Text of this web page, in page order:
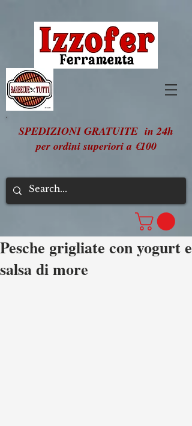
SPEDIZIONI GRATUITE in 24h
per ordini superiori a €100
Pesche grigliate con yogurt e
salsa di more